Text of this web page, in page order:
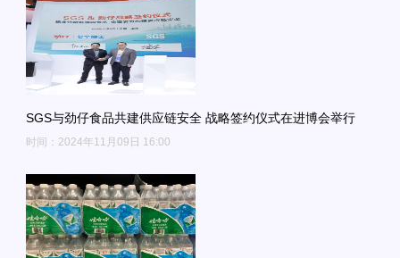
SGS与劲仔食品共建供应链安全 战略签约仪式在进博会举行
时间：2024年11月09日 16:00